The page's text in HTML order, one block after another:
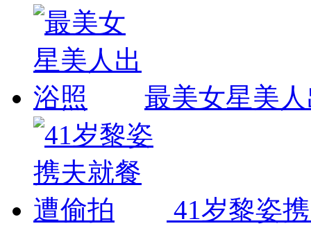
最美女星美
41岁黎姿